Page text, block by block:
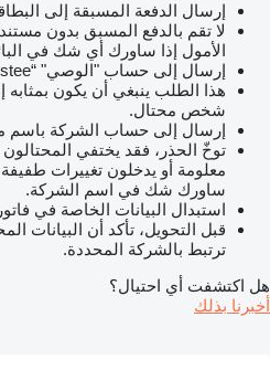
إرسال الدفعة المسبقة إلى
لا تقم بالدفع المسبق بدون
الأمول إذا ساورك أي شك في
إرسال إلى حساب "الوصي" “Trustee”
هذا الطلب ينبغي أن يكون بمثابه
شخص محتال.
إرسال إلى حساب الشركة باسم
توخّ الحذر، فقد يختفي
معلومة أو يدخلون تغييرات
ساورك شك في اسم الشركة.
استبدال البيانات الخاصة في
قبل التحويل، تأكد أن البيانات
ترتبط بالشركة المحددة.
هل اكتشفت أي احتيال؟
أخبرنا بذلك